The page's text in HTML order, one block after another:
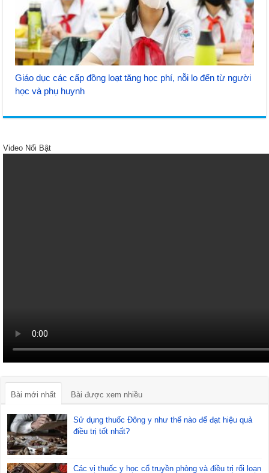
Giáo dục các cấp đồng loạt tăng học phí, nỗi lo đến từ người
học và phụ huynh
Video Nổi Bật
Bài mới nhất Bài được xem nhiều
Sử dụng thuốc Đông y như thế nào để đạt hiệu quả
điều trị tốt nhất?
Các vị thuốc y học cổ truyền phòng và điều trị rối loạn